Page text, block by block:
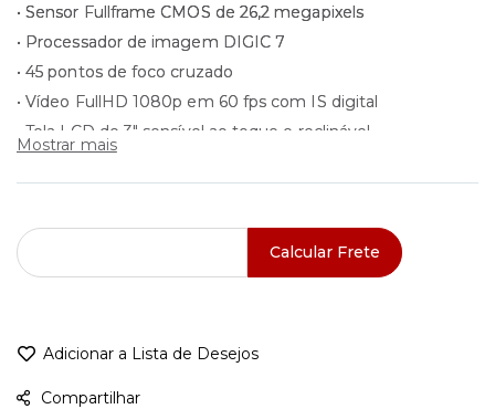
Adicionar a Lista de Desejos
Compartilhar
• Sensor Fullframe CMOS de 26,2 megapixels
• Processador de imagem DIGIC 7
• 45 pontos de foco cruzado
• Vídeo FullHD 1080p em 60 fps com IS digital
• Tela LCD de 3" sensível ao toque e reclinável
• GPS, Bluetooth, WiFi e NFC
• Resistente à poeira e água
Mostrar mais
Calcular Frete